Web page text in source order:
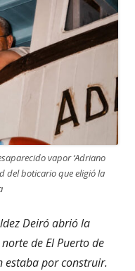
vapor ‘Adriano
del boticario que eligió la
ldez Deiró abrióla
deEl Puerto de
estaba por construir.